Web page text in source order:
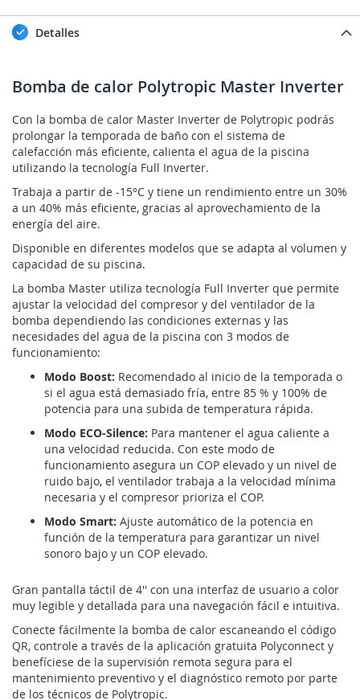
Detalles
Bomba de calor Polytropic Master Inverter
Con la bomba de calor Master Inverter de Polytropic podrás
prolongar la temporada de baño con el sistema de
calefacción más eficiente, calienta el agua de la piscina
utilizando la tecnología Full Inverter.
Trabaja a partir de -15°C y tiene un rendimiento entre un 30%
a un 40% más eficiente, gracias al aprovechamiento de la
energía del aire.
Disponible en diferentes modelos que se adapta al volumen y
capacidad de su piscina.
La bomba Master utiliza tecnología Full Inverter que permite
ajustar la velocidad del compresor y del ventilador de la
bomba dependiendo las condiciones externas y las
necesidades del agua de la piscina con 3 modos de
funcionamiento:
Modo Boost: Recomendado al inicio de la temporada o
si el agua está demasiado fría, entre 85 % y 100% de
potencia para una subida de temperatura rápida.
Modo ECO-Silence: Para mantener el agua caliente a
una velocidad reducida. Con este modo de
funcionamiento asegura un COP elevado y un nivel de
ruido bajo, el ventilador trabaja a la velocidad mínima
necesaria y el compresor prioriza el COP.
Modo Smart: Ajuste automático de la potencia en
función de la temperatura para garantizar un nivel
sonoro bajo y un COP elevado.
Gran pantalla táctil de 4'' con una interfaz de usuario a color
muy legible y detallada para una navegación fácil e intuitiva.
Conecte fácilmente la bomba de calor escaneando el código
QR, controle a través de la aplicación gratuita Polyconnect y
benefíciese de la supervisión remota segura para el
mantenimiento preventivo y el diagnóstico remoto por parte
de los técnicos de Polytropic.